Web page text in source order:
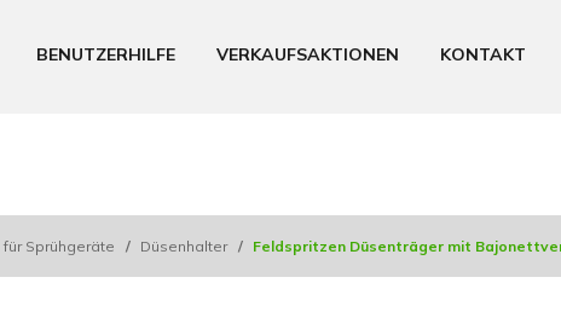
BENUTZERHILFE VERKAUFSAKTIONEN KONTAKT
Sprühgeräte / Düsenhalter / Feldspritzen Düsenträger mit